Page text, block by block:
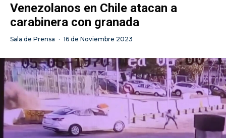
Venezolanos en Chile atacan a
carabinera con granada
Sala de Prensa · 16 de Noviembre 2023